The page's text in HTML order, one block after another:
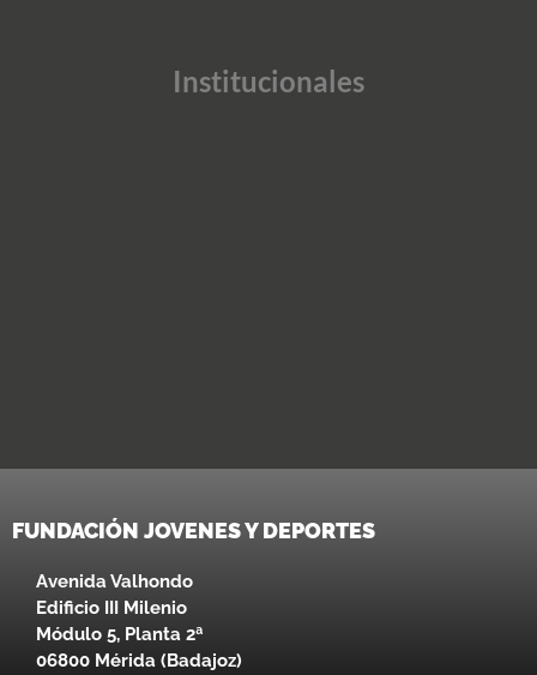
Institucionales
FUNDACIÓN JOVENES Y DEPORTES
Avenida Valhondo
Edificio III Milenio
Módulo 5, Planta 2ª
06800 Mérida (Badajoz)